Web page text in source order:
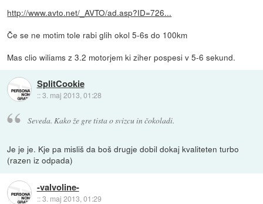
http://www.avto.net/_AVTO/ad.asp?ID=726...
Če se ne motim tole rabi glih okol 5-6s do 100km
Mas clio wiliams z 3.2 motorjem ki ziher pospesi v 5-6 sekund.
SplitCookie
::3. maj 2013, 01:28
Seveda. Kako že gre tista o svizcu in čokoladi.
Je je je. Kje pa misliš da boš drugje dobil dokaj kvaliteten turbo
(razen iz odpada)
-valvoline-
::3. maj 2013, 01:29